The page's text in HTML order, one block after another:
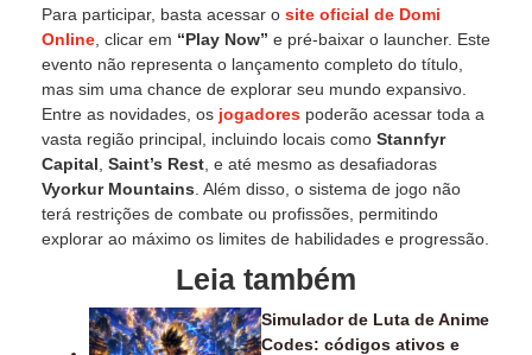
Para participar, basta acessar o site oficial de Domi
Online , clicar em “Play Now” e pré-baixar o launcher. Este
evento não representa o lançamento completo do título,
mas sim uma chance de explorar seu mundo expansivo.
Entre as novidades, os jogadores poderão acessar toda a
vasta região principal, incluindo locais como Stannfyr
Capital Saint’s Rest , e até mesmo as desafiadoras
Vyorkur Mountains . Além disso, o sistema de jogo não
terá restrições de combate ou profissões, permitindo
explorar ao máximo os limites de habilidades e progressão.
Leia também
Simulador de Luta de Anime
Codes: códigos ativos e